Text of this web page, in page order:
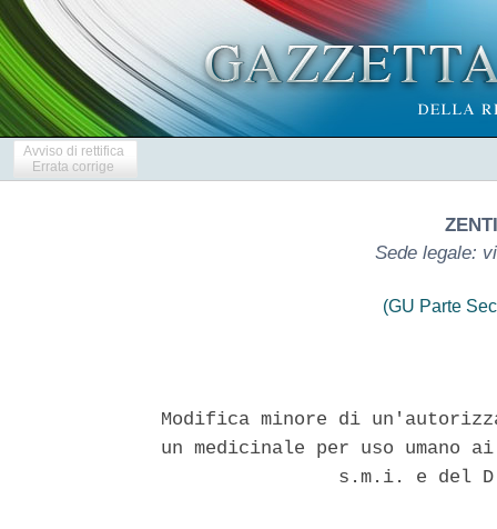
Avviso di rettifica
Errata corrige
Sede legale:
(GU Parte
Modifica minore di
un medicinale per uso umano
s.m.i. e del